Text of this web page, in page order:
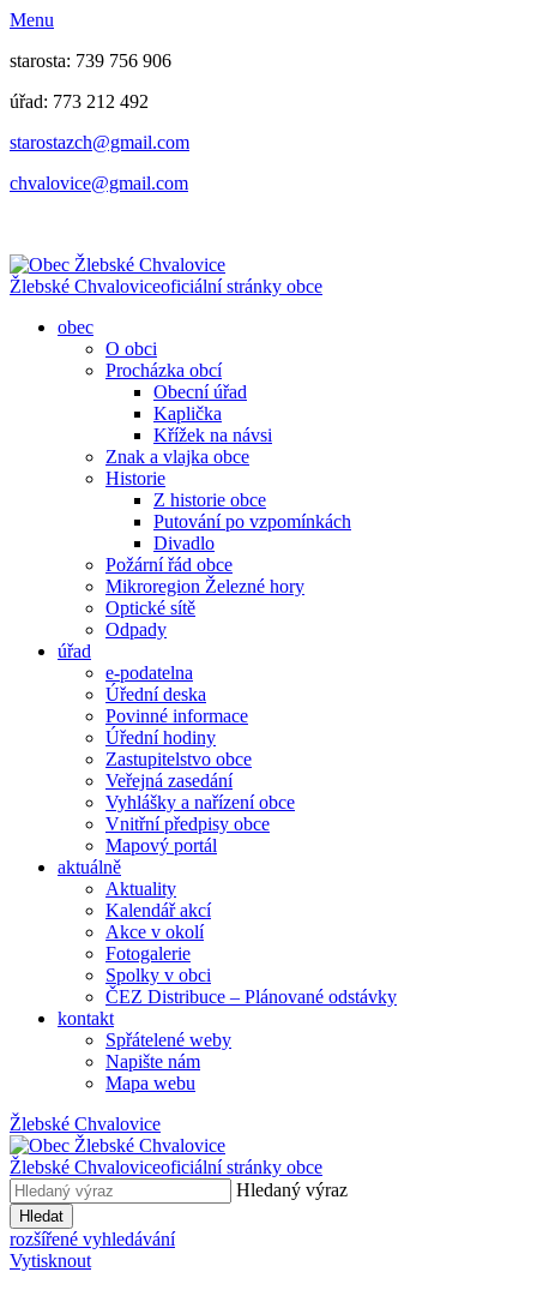
Menu
starosta: 739 756 906
úřad: 773 212 492
​​​​starostazch@gmail.com
​​​​chvalovice@gmail.com
Žlebské Chvaloviceoficiální stránky obce
obec
O obci
Procházka obcí
Obecní úřad
Kaplička
Křížek na návsi
Znak a vlajka obce
Historie
Z historie obce
Putování po vzpomínkách
Divadlo
Požární řád obce
Mikroregion Železné hory
Optické sítě
Odpady
úřad
e-podatelna
Úřední deska
Povinné informace
Úřední hodiny
Zastupitelstvo obce
Veřejná zasedání
Vyhlášky a nařízení obce
Vnitřní předpisy obce
Mapový portál
aktuálně
Aktuality
Kalendář akcí
Akce v okolí
Fotogalerie
Spolky v obci
ČEZ Distribuce – Plánované odstávky
kontakt
Spřátelené weby
Napište nám
Mapa webu
Žlebské Chvalovice
Žlebské Chvaloviceoficiální stránky obce
Hledaný výraz
Hledat
rozšířené vyhledávání
Vytisknout